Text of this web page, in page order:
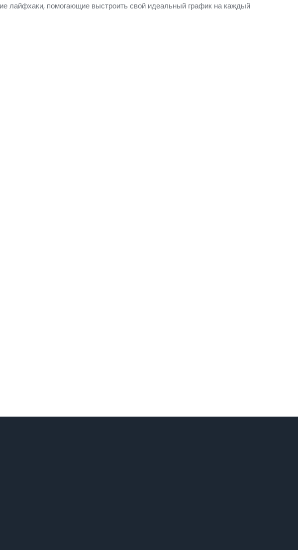
лайфхаки, помогающие выстроить свой идеальный график на каждый